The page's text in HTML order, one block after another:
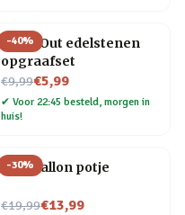
-40%
Dig It Out edelstenen
opgraafset
€9,99
Nu voor€5,99
✔ Voor 22:45 besteld, morgen in
huis!
-30%
Blije ballon potje
€19,99
Nu voor€13,99